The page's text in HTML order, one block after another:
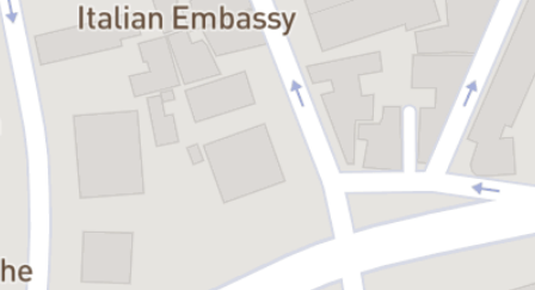
Recomandare vârstă:copii între 5 și 105 ani
Durata:
1 h